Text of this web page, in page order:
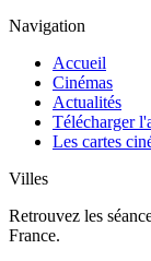
Navigation
Accueil
Cinémas
Actualités
Télécharger
Les cartes
Villes
Retrouvez les
France.